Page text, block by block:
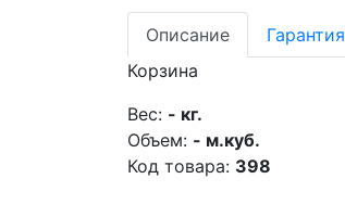
Описание Гарантия
Корзина
Вес: - кг.
Объем: - м.куб.
Код товара: 398